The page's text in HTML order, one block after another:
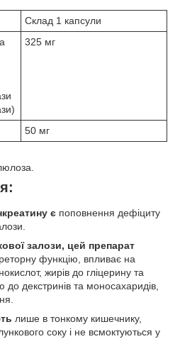
Склад 1 капсули
325 мг
50 мг
є поповнення дефіциту
залози, цей препарат
функцію, впливає на
жирів до гліцерину та
декстринів та моносахаридів,
лише в тонкому кишечнику,
соку і не всмоктуються у